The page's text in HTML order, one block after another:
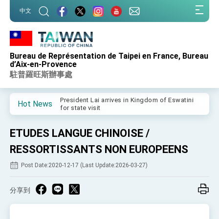
中文
Bureau de Représentation de Taipei en France, Bureau
d’Aix-en-Provence
駐普羅旺斯辦事處
Hot News
Important Remarks of the Ministry of Foreign
Affairs
Taiwan government to open office in Arizona,
advancing Taiwan-US exchanges and
cooperation
President Lai arrives in Kingdom of Eswatini
for state visit
Taiwan’s economic growth is a priority for
President Lai
President Lai’s remarks for Lunar New Year
President Lai interviewed by AFP
Taiwan- US Economic Prosperity Partnership
ETUDES LANGUE CHINOISE /
RESSORTISSANTS NON EUROPEENS
Post Date:2020-12-17 (Last Update:2026-03-27)
分享到